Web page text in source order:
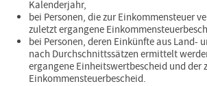
Kalenderjahr,
bei Personen, die zur Einkommensteuer
zuletzt ergangene
bei Personen, deren Einkünfte aus Land-
nach Durchschnittssätzen ermittelt
ergangene Einheitswertbescheid und der
Einkommensteuerbescheid.